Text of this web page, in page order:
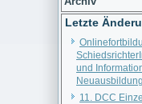
Letzte
und
11. DCC